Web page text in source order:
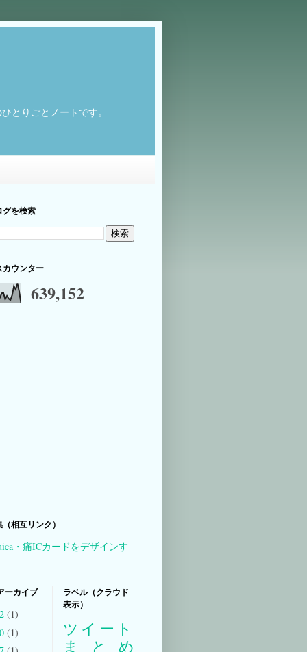
とりごとノートです。
グを検索
カウンター
639,152
相互リンク）
・痛ICカードをデザインす
ーカイブ
(1)
(1)
ラベル（クラウド
表示）
ツイート
まとめ